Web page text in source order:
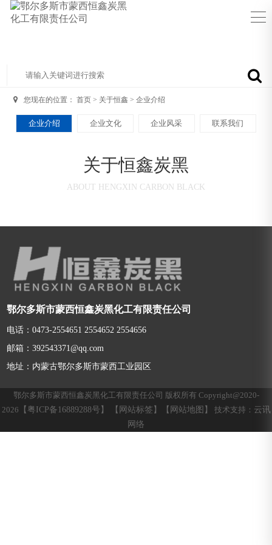
您现在的位置：首页 > 关于恒鑫 >企业介绍
企业介绍 企业文化 企业风采 联系我们
关于恒鑫炭黑
ABOUT HENGXIN CARBON BLACK
鄂尔多斯市蒙西恒鑫炭黑化工有限责任公司
电话：0473-2554651 2554652 2554656
邮箱：392543371@qq.com
地址：内蒙古鄂尔多斯市蒙西工业园区
鄂尔多斯市蒙西恒鑫炭黑化工有限责任公司 版权所有 Copyright@2020-
2026 【粤ICP备16889288号】 【网站标签】 【网站地图】 技术支持： 云讯
网络